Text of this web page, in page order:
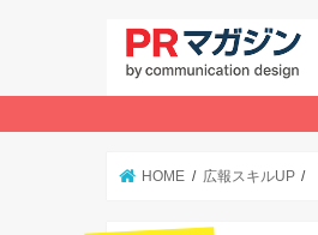
HOME 広報スキルUP